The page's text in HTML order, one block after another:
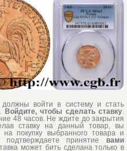
войти в систему и стать
Войдите, чтобы сделать ставку.
48 часов. Не ждите до закрытия
ставку на данный товар, вы
на покупку выбранного товара и
принятие
вами
может бить сделана только в